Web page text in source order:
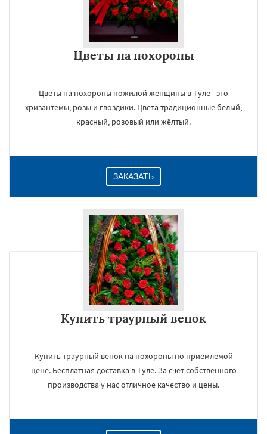
Цветы на похороны
Цветы на похороны пожилой женщины в Туле - это
хризантемы, розы и гвоздики. Цвета традиционные белый,
красный, розовый или жёлтый.
ЗАКАЗАТЬ
Купить траурный венок
Купить траурный венок на похороны по приемлемой
цене. Бесплатная доставка в Туле. За счет собственного
производства у нас отличное качество и цены.